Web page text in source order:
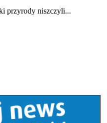
przyrody niszczyli...